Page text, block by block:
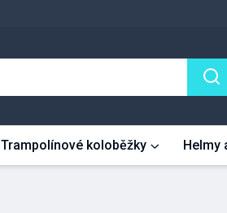
Trampolínové koloběžky Helmy